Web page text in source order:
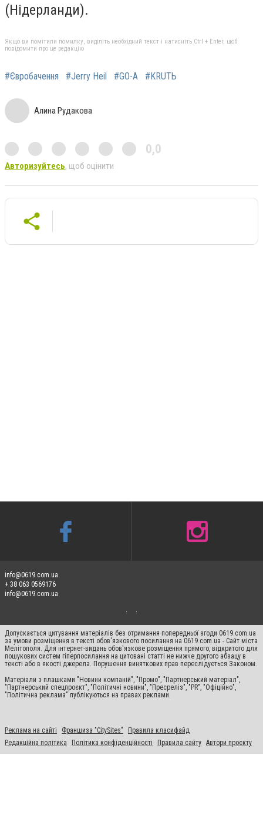
(Нідерланди).
Якщо ви помітили помилку, виділіть необхідний текст і натисніть Ctrl + Enter, щоб
повідомити про це редакцію
#Євробачення #Jerry Heil #GO-A #KRUTЬ
Алина Рудакова
0,0
Авторизуйтесь, щоб оцінити
info@0619.com.ua
+ 38 063 0569176
info@0619.com.ua
Допускається цитування матеріалів без отримання попередньої згоди 0619.com.ua
за умови розміщення в тексті обов'язкового посилання на 0619.com.ua - Сайт міста
Мелітополя. Для інтернет-видань обов'язкове розміщення прямого, відкритого для
пошукових систем гіперпосилання на цитовані статті не нижче другого абзацу в
тексті або в якості джерела. Порушення виняткових прав переслідується Законом.
Матеріали з плашками "Новини компаній", "Промо", "Партнерський матеріал",
"Партнерський спецпроєкт", "Політичні новини", "Пресреліз", "PR", "Офіційно",
"Політична реклама" публікуються на правах реклами.
Реклама на сайті Франшиза "CitySites"
Правила класифайд
Редакційна політика
Політика конфіденційності Правила сайту Автори проєкту